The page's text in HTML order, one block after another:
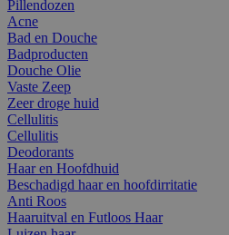
Pillendozen
Acne
Bad en Douche
Badproducten
Douche Olie
Vaste Zeep
Zeer droge huid
Cellulitis
Cellulitis
Deodorants
Haar en Hoofdhuid
Beschadigd haar en hoofdirritatie
Anti Roos
Haaruitval en Futloos Haar